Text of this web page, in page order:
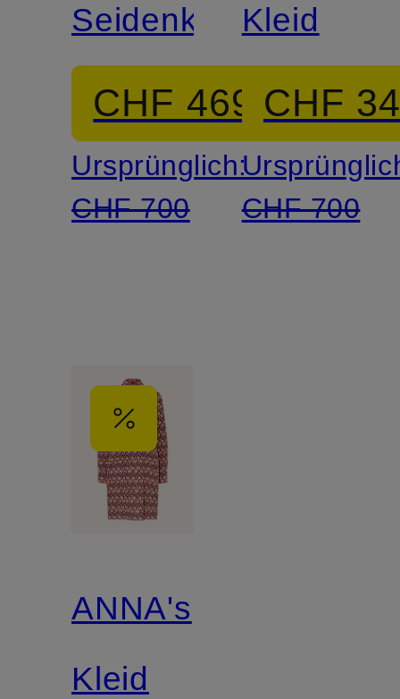
Seidenkleid
CHF 469
Ursprünglich:
CHF 700
Kleid
CHF
CHF 700
ANNA's
Kleid